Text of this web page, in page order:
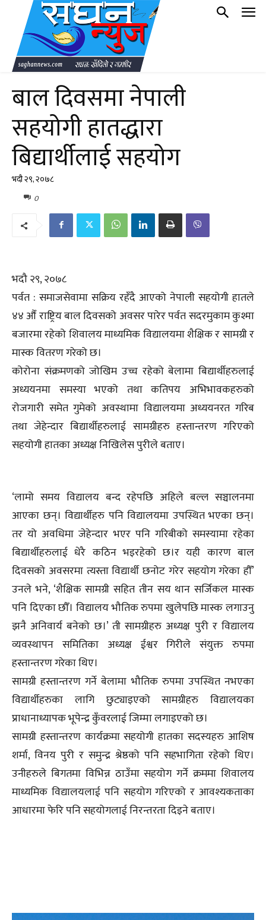
बाल दिवसमा नेपाली
सहयोगी हातद्धारा
बिद्यार्थीलाई सहयोग
भदौ २९, २०७८
0
भदौ २९, २०७८
पर्वत : समाजसेवामा सक्रिय रहँदै आएको नेपाली सहयोगी हातले
४४ औँ राष्ट्रिय बाल दिवसको अवसर पारेर पर्वत सदरमुकाम कुश्मा
बजारमा रहेको शिवालय माध्यमिक विद्यालयमा शैक्षिक र सामग्री र
मास्क वितरण गरेको छ।
कोरोना संक्रमणको जोखिम उच्च रहेको बेलामा बिद्यार्थीहरुलाई
अध्ययनमा समस्या भएको तथा कतिपय अभिभावकहरुको
रोजगारी समेत गुमेको अवस्थामा विद्यालयमा अध्ययनरत गरिब
तथा जेहेन्दार बिद्यार्थीहरुलाई सामग्रीहरु हस्तान्तरण गरिएको
सहयोगी हातका अध्यक्ष निखिलेस पुरीले बताए।
‘लामो समय विद्यालय बन्द रहेपछि अहिले बल्ल सञ्चालनमा
आएका छन्। विद्यार्थीहरु पनि विद्यालयमा उपस्थित भएका छन्।
तर यो अवधिमा जेहेन्दार भएर पनि गरिबीको समस्यामा रहेका
बिद्यार्थीहरुलाई धेरै कठिन भइरहेको छ।र यही कारण बाल
दिवसको अवसरमा त्यस्ता विद्यार्थी छनोट गरेर सहयोग गरेका हौँ’
उनले भने, ‘शैक्षिक सामग्री सहित तीन सय थान सर्जिकल मास्क
पनि दिएका छौँ। विद्यालय भौतिक रुपमा खुलेपछि मास्क लगाउनु
झनै अनिवार्य बनेको छ।’ ती सामग्रीहरु अध्यक्ष पुरी र विद्यालय
व्यवस्थापन समितिका अध्यक्ष ईश्वर गिरीले संयुक्त रुपमा
हस्तान्तरण गरेका थिए।
सामग्री हस्तान्तरण गर्ने बेलामा भौतिक रुपमा उपस्थित नभएका
विद्यार्थीहरुका लागि छुट्याइएको सामग्रीहरु विद्यालयका
प्राधानाध्यापक भूपेन्द्र कुँवरलाई जिम्मा लगाइएको छ।
सामग्री हस्तान्तरण कार्यक्रमा सहयोगी हातका सदस्यहरु आशिष
शर्मा, विनय पुरी र समुन्द्र श्रेष्ठको पनि सहभागिता रहेको थिए।
उनीहरुले बिगतमा विभिन्न ठाउँमा सहयोग गर्ने क्रममा शिवालय
माध्यमिक विद्यालयलाई पनि सहयोग गरिएको र आवश्यकताका
आधारमा फेरि पनि सहयोगलाई निरन्तरता दिइने बताए।